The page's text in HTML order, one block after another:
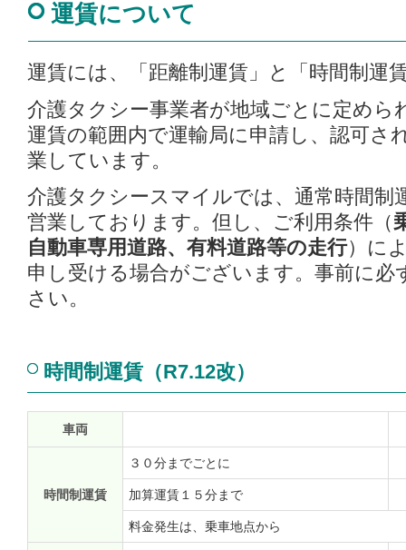
運賃について
運賃には、「距離制運賃」と「時間制運
介護タクシー事業者が地域ごとに定めら
運賃の範囲内で運輸局に申請し、認可さ
業しています。
介護タクシースマイルでは、通常時間制
営業しております。但し、ご利用条件（
自動車専用道路、有料道路等の走行）に
申し受ける場合がございます。事前に必
さい。
時間制運賃（R7.12改）
車両
時間制運賃
３０分までごとに
加算運賃１５分まで
料金発生は、乗車地点から